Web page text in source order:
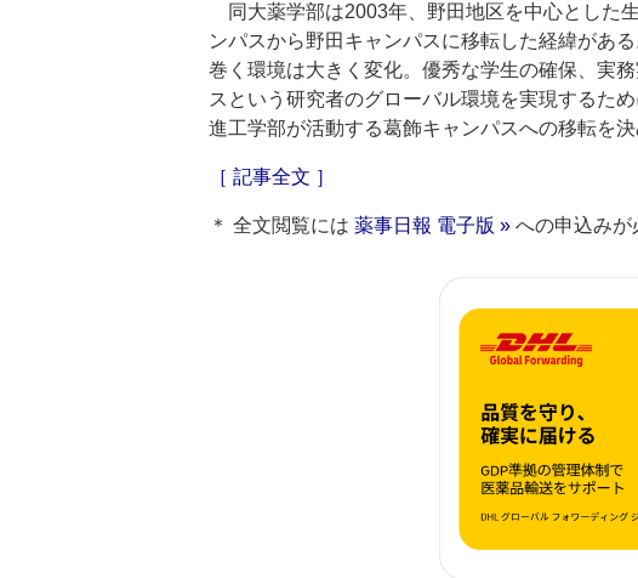
同大薬学部は2003年、野田地区を中心とした
ンパスから野田キャンパスに移転した経緯があ
巻く環境は大きく変化。優秀な学生の確保、実
スという研究者のグローバル環境を実現するた
進工学部が活動する葛飾キャンパスへの移転を決
［ 記事全文 ］
＊ 全文閲覧には 薬事日報 電子版 » への申込みが